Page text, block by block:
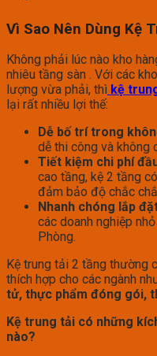
Vì Sao Nên Dùng Kệ
Không phải lúc nào kho
nhiêu tầng sàn . Với các
lượng vừa phải, thì kệ
lại rất nhiều lợi thế:
Dễ bố trí trong
dễ thi công và không
Tiết kiệm chi phí
cao tầng, kệ 2 tầng
đảm bảo độ chắc
Nhanh chóng lắp
các doanh nghiệp
Phòng.
Kệ trung tải 2 tầng
thích hợp cho các ngành
tử, thực phẩm đóng gói,
Kệ trung tải có những
nào?